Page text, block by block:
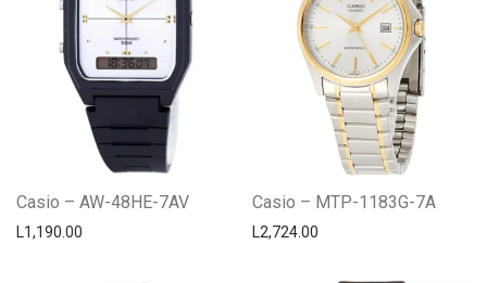
Casio – AW-48HE-7AV
L1,190.00
Casio – MTP-1183G-7A
L2,724.00